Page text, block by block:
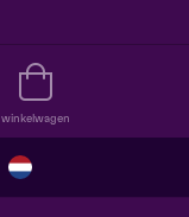
winkelwagen